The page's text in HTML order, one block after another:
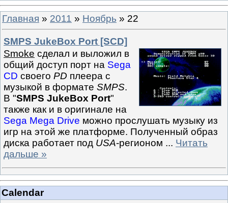
Главная » 2011 » Ноябрь » 22
SMPS JukeBox Port [SCD]
Smoke сделал и выложил в
общий доступ порт на Sega
CD своего PD плеера с
музыкой в формате SMPS.
В "SMPS JukeBox Port"
также как и в оригинале на
Sega Mega Drive можно прослушать музыку из
игр на этой же платформе. Полученный образ
диска работает под USA-регионом ... Читать
дальше »
Calendar